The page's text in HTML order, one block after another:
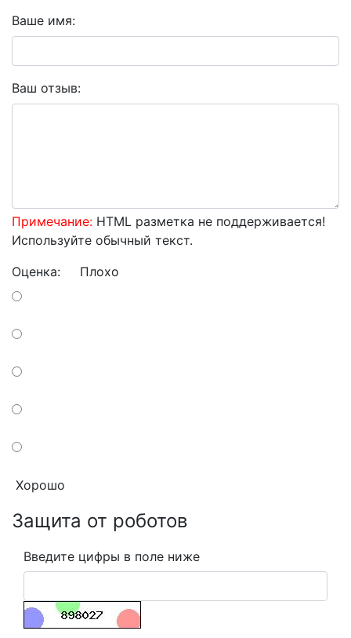
Ваше имя:
Ваш отзыв:
Примечание: HTML разметка не поддерживается!
Используйте обычный текст.
Оценка: Плохо
Хорошо
Защита от роботов
Введите цифры в поле ниже